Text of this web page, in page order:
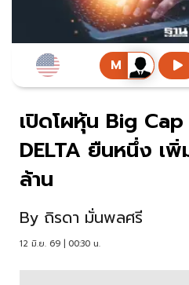
เปิดโผหุ้น Big
DELTA ยืนหนึ่ง เ
ล้าน
By ถิรดา มั่นพลศรี
12 มิ.ย. 69 | 00:30 น.